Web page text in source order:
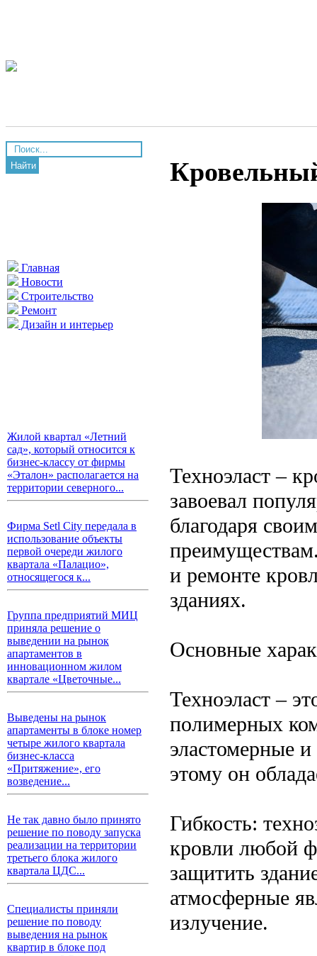
Найти
Главная
Новости
Строительство
Ремонт
Дизайн и интерьер
Жилой квартал «Летний
сад», который относится к
бизнес-классу от фирмы
«Эталон» располагается на
территории северного...
Фирма Setl City передала в
использование объекты
первой очереди жилого
квартала «Палацио»,
относящегося к...
Группа предприятий МИЦ
приняла решение о
выведении на рынок
апартаментов в
инновационном жилом
квартале «Цветочные...
Выведены на рынок
апартаменты в блоке номер
четыре жилого квартала
бизнес-класса
«Притяжение», его
возведение...
Не так давно было принято
решение по поводу запуска
реализации на территории
третьего блока жилого
квартала ЦДС...
Специалисты приняли
решение по поводу
выведения на рынок
квартир в блоке под
Техноэласт –
завоевал
благодаря
и ремонте
зданиях.
Основные
Техноэласт –
полимерных
эластомерные
этому он
Гибкость:
кровли любой
защитить
атмосферные
излучение.